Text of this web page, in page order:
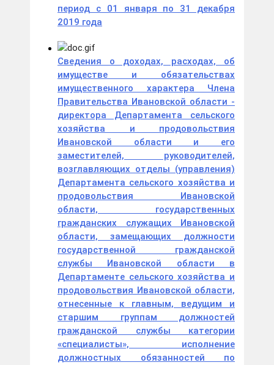
период с 01 января по 31 декабря
2019 года
Сведения о доходах, расходах, об
имуществе и обязательствах
имущественного характера Члена
Правительства Ивановской области -
директора Департамента сельского
хозяйства и продовольствия
Ивановской области и его
заместителей, руководителей,
возглавляющих отделы (управления)
Департамента сельского хозяйства и
продовольствия Ивановской
области, государственных
гражданских служащих Ивановской
области, замещающих должности
государственной гражданской
службы Ивановской области в
Департаменте сельского хозяйства и
продовольствия Ивановской области,
отнесенные к главным, ведущим и
старшим группам должностей
гражданской службы категории
«специалисты», исполнение
должностных обязанностей по